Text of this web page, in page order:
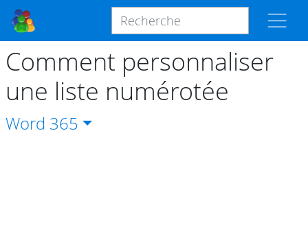
Comment personnaliser
une liste numérotée
Word 365